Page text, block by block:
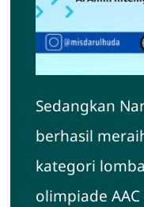
Sedangkan
berhasil
kategori
olimpiade AAC